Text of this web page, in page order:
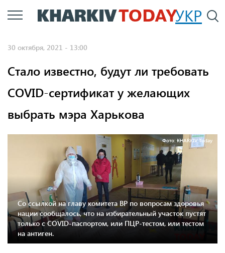
Перейти
к
УКР
30 октября, 2021 - 13:00
Стало известно, будут ли требовать
COVID-сертификат у желающих
выбрать мэра Харькова
Фото: KHARKIV Today
Со ссылкой на главу комитета ВР по вопросам здоровья
нации сообщалось, что на избирательный участок пустят
только с COVID-паспортом, или ПЦР-тестом, или тестом
на антиген.